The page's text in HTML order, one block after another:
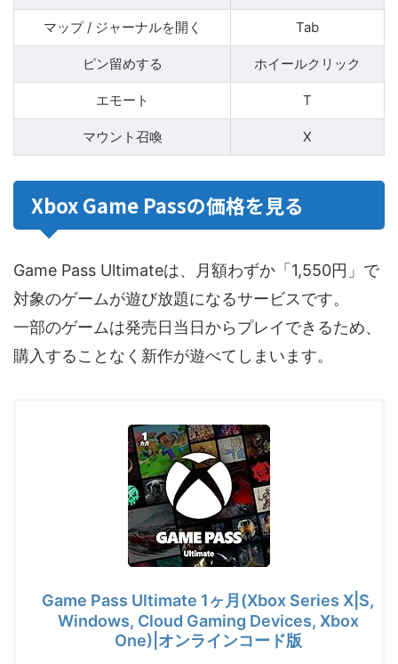
マップ / ジャーナルを開く Tab
ピン留めする ホイールクリック
エモート T
マウント召喚 X
Xbox Game Passの価格を見る
Game Pass Ultimateは、月額わずか「1,550円」で
対象のゲームが遊び放題になるサービスです。
一部のゲームは発売日当日からプレイできるため、
購入することなく新作が遊べてしまいます。
Game Pass Ultimate 1ヶ月(Xbox Series X|S,
Windows, Cloud Gaming Devices, Xbox
One)|オンラインコード版